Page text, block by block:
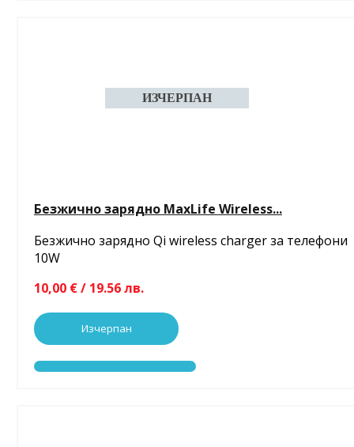
Безжично зарядно MaxLife Wireless...
Безжично зарядно Qi wireless charger за телефони
10W
10,00 € / 19.56 лв.
Изчерпан